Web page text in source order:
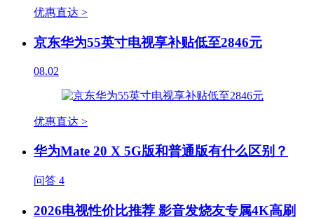
优惠直达 >
京东华为55英寸电视享补贴低至2846元
08.02
优惠直达 >
华为Mate 20 X 5G版和普通版有什么区别？
问答 4
2026电视性价比推荐 影音发烧友专属4K高刷